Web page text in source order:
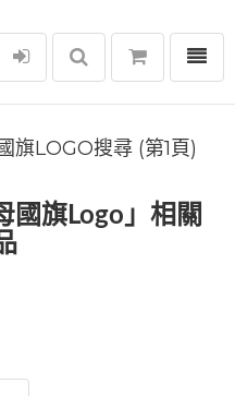
選單
旗LOGO搜尋 (第1頁)
國旗Logo」相關